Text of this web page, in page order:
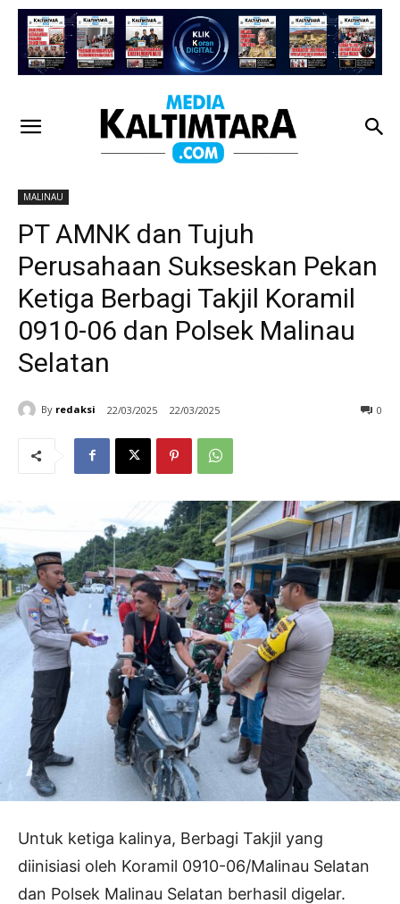
MALINAU
PT AMNK dan Tujuh
Perusahaan Sukseskan Pekan
Ketiga Berbagi Takjil Koramil
0910-06 dan Polsek Malinau
Selatan
By redaksi 22/03/2025 22/03/2025 0
Untuk ketiga kalinya, Berbagi Takjil yang
diinisiasi oleh Koramil 0910-06/Malinau Selatan
dan Polsek Malinau Selatan berhasil digelar.